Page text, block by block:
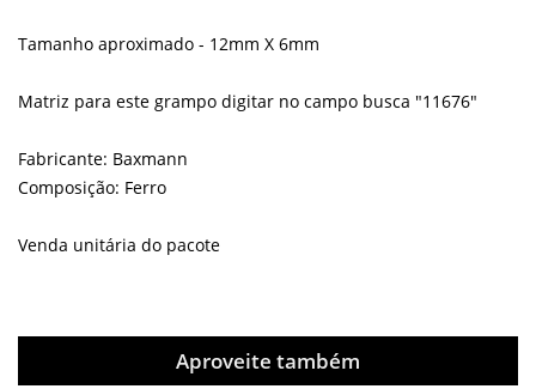
Tamanho aproximado - 12mm X 6mm
Matriz para este grampo digitar no campo busca "11676"
Fabricante: Baxmann
Composição: Ferro
Venda unitária do pacote
Aproveite também